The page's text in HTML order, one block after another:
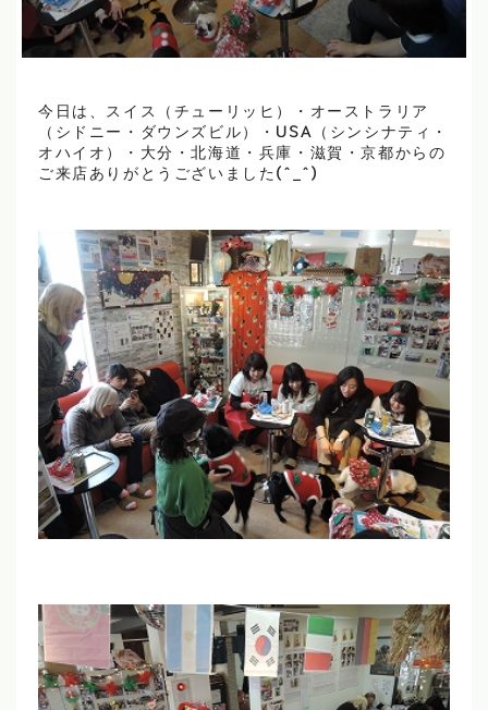
今日は、スイス（チューリッヒ）・オーストラリア
（シドニー・ダウンズビル）・USA（シンシナティ・
オハイオ）・大分・北海道・兵庫・滋賀・京都からの
ご来店ありがとうございました(^_^)